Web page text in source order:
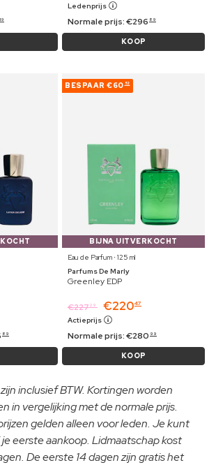
19
Ledenprijs
Normale prijs:€296 89
KOOP
89
BESPAAR €60 52
BIJNA UITVERKOCHT
Eau de Parfum ⋅ 125 ml
Parfums De Marly
Greenley EDP
€22729 €22047
Actieprijs
Normale prijs:€280 99
KOOP
inclusief BTW. Kortingen worden
in vergelijking met de normale prijs.
gelden alleen voor leden. Je kunt
eerste aankoop. Lidmaatschap kost
De eerste 14 dagen zijn gratis het